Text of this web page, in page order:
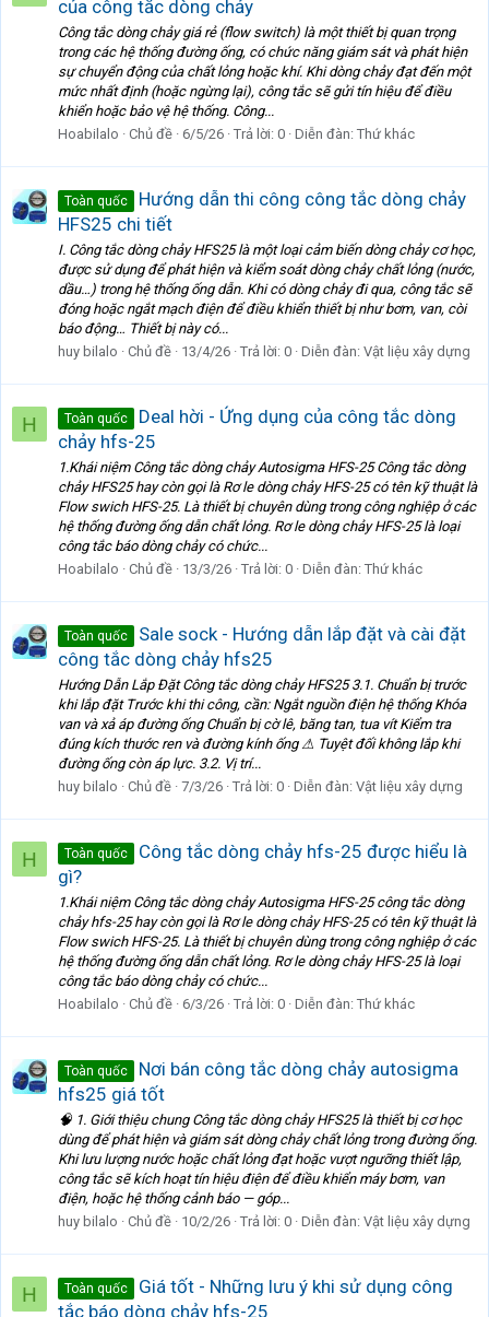
của công tắc dòng chảy
Công tắc dòng chảy giá rẻ (flow switch) là một thiết bị quan trọng
trong các hệ thống đường ống, có chức năng giám sát và phát hiện
sự chuyển động của chất lỏng hoặc khí. Khi dòng chảy đạt đến một
mức nhất định (hoặc ngừng lại), công tắc sẽ gửi tín hiệu để điều
khiển hoặc bảo vệ hệ thống. Công...
Hoabilalo
Chủ đề 6/5/26 Trả lời: 0 Diễn đàn: Thứ khác
Toàn quốc
Hướng dẫn thi công công tắc dòng chảy
HFS25 chi tiết
I. Công tắc dòng chảy HFS25 là một loại cảm biến dòng chảy cơ học,
được sử dụng để phát hiện và kiểm soát dòng chảy chất lỏng (nước,
dầu…) trong hệ thống ống dẫn. Khi có dòng chảy đi qua, công tắc sẽ
đóng hoặc ngắt mạch điện để điều khiển thiết bị như bơm, van, còi
báo động… Thiết bị này có...
huy bilalo
Chủ đề 13/4/26 Trả lời: 0 Diễn đàn: Vật liệu xây dựng
H Toàn quốc
Deal hời - Ứng dụng của công tắc dòng
chảy hfs-25
1.Khái niệm Công tắc dòng chảy Autosigma HFS-25 Công tắc dòng
chảy HFS25 hay còn gọi là Rơ le dòng chảy HFS-25 có tên kỹ thuật là
Flow swich HFS-25. Là thiết bị chuyên dùng trong công nghiệp ở các
hệ thống đường ống dẫn chất lỏng. Rơ le dòng chảy HFS-25 là loại
công tắc báo dòng chảy có chức...
Hoabilalo
Chủ đề 13/3/26 Trả lời: 0 Diễn đàn: Thứ khác
Toàn quốc
Sale sock - Hướng dẫn lắp đặt và cài đặt
công tắc dòng chảy hfs25
Hướng Dẫn Lắp Đặt Công tắc dòng chảy HFS25 3.1. Chuẩn bị trước
khi lắp đặt Trước khi thi công, cần: Ngắt nguồn điện hệ thống Khóa
van và xả áp đường ống Chuẩn bị cờ lê, băng tan, tua vít Kiểm tra
đúng kích thước ren và đường kính ống ⚠ Tuyệt đối không lắp khi
đường ống còn áp lực. 3.2. Vị trí...
huy bilalo
Chủ đề 7/3/26 Trả lời: 0 Diễn đàn: Vật liệu xây dựng
H Toàn quốc
Công tắc dòng chảy hfs-25 được hiểu là
gì?
1.Khái niệm Công tắc dòng chảy Autosigma HFS-25 công tắc dòng
chảy hfs-25 hay còn gọi là Rơ le dòng chảy HFS-25 có tên kỹ thuật là
Flow swich HFS-25. Là thiết bị chuyên dùng trong công nghiệp ở các
hệ thống đường ống dẫn chất lỏng. Rơ le dòng chảy HFS-25 là loại
công tắc báo dòng chảy có chức...
Hoabilalo
Chủ đề 6/3/26 Trả lời: 0 Diễn đàn: Thứ khác
Toàn quốc
Nơi bán công tắc dòng chảy autosigma
hfs25 giá tốt
🧠 1. Giới thiệu chung Công tắc dòng chảy HFS25 là thiết bị cơ học
dùng để phát hiện và giám sát dòng chảy chất lỏng trong đường ống.
Khi lưu lượng nước hoặc chất lỏng đạt hoặc vượt ngưỡng thiết lập,
công tắc sẽ kích hoạt tín hiệu điện để điều khiển máy bơm, van
điện, hoặc hệ thống cảnh báo — góp...
huy bilalo
Chủ đề 10/2/26 Trả lời: 0 Diễn đàn: Vật liệu xây dựng
H Toàn quốc
Giá tốt - Những lưu ý khi sử dụng công
tắc báo dòng chảy hfs-25